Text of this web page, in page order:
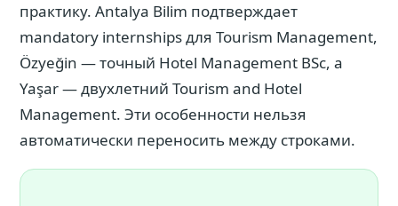
практику. Antalya Bilim подтверждает
mandatory internships для Tourism Management,
Özyeğin — точный Hotel Management BSc, а
Yaşar — двухлетний Tourism and Hotel
Management. Эти особенности нельзя
автоматически переносить между строками.